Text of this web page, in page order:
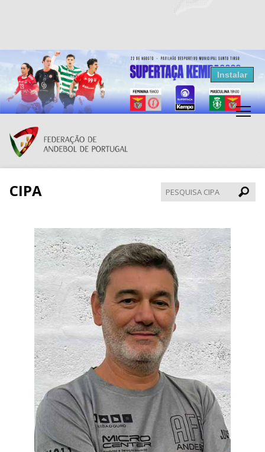
Resultados Andebol
Federação de Andebol de Portugal
Grátis - Disponivel na Play Store
Instalar
CIPA
CIPA